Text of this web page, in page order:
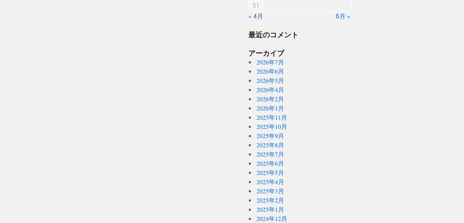
31
« 4月
6月 »
最近のコメント
アーカイブ
2026年7月
2026年6月
2026年5月
2026年4月
2026年2月
2026年1月
2025年11月
2025年10月
2025年9月
2025年8月
2025年7月
2025年6月
2025年5月
2025年4月
2025年3月
2025年2月
2025年1月
2024年12月